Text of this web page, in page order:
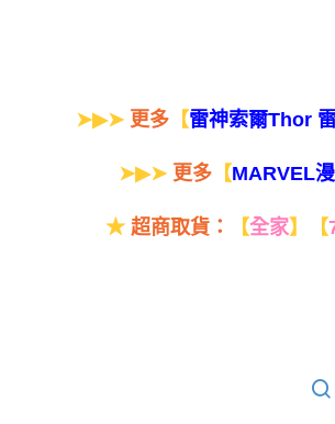
➤▶➤ 更多 【雷神索爾Thor
➤▶➤ 更多【MARVEL
★ 超商取貨： 【全家】 【